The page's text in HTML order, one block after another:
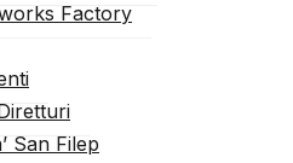
Factory
San Filep